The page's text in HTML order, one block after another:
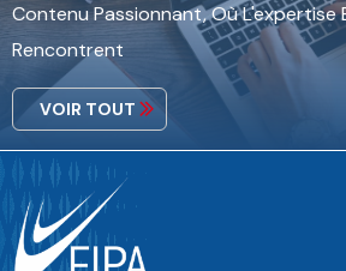
Contenu Passionnant, Où L'expertise
Rencontrent
VOIR TOUT